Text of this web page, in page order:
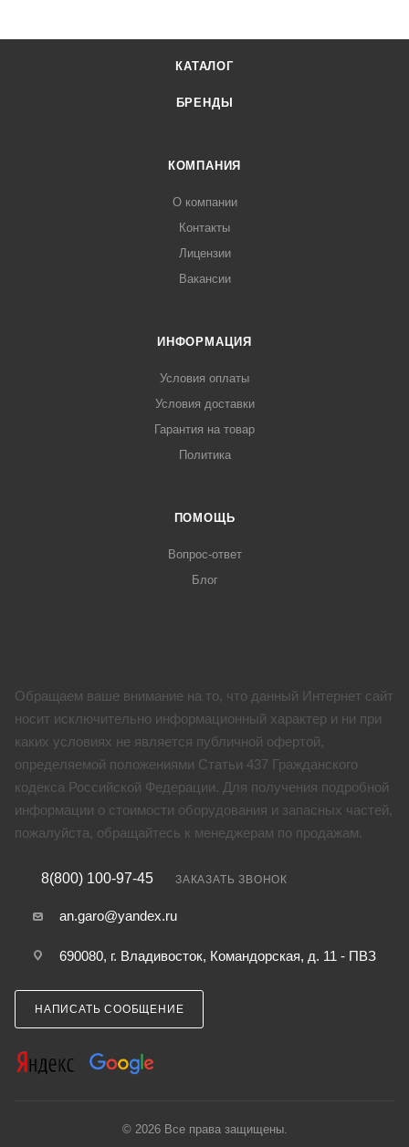
КАТАЛОГ
БРЕНДЫ
КОМПАНИЯ
О компании
Контакты
Лицензии
Вакансии
ИНФОРМАЦИЯ
Условия оплаты
Условия доставки
Гарантия на товар
Политика
ПОМОЩЬ
Вопрос-ответ
Блог
Обращаем ваше внимание на то, что данный Интернет сайт
носит исключительно информационный характер и ни при
каких условиях не является публичной офертой,
определяемой положениями Статьи 437 Гражданского
кодекса Российской Федерации. Для получения подробной
информации о стоимости оборудования и запасных частей,
пожалуйста, обращайтесь к менеджерам по продажам.
8(800) 100-97-45 ЗАКАЗАТЬ ЗВОНОК
an.garo@yandex.ru
690080, г. Владивосток, Командорская, д. 11 - ПВЗ
НАПИСАТЬ СООБЩЕНИЕ
© 2026 Все права защищены.